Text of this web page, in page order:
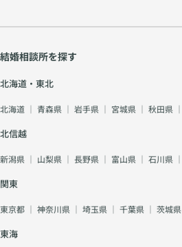
結婚相談所を探す
北海道・東北
北海道 ｜ 青森県 ｜ 岩手県 ｜ 宮城県 ｜ 秋田県 ｜
北信越
新潟県 ｜ 山梨県 ｜ 長野県 ｜ 富山県 ｜ 石川県 ｜
関東
東京都 ｜ 神奈川県 ｜ 埼玉県 ｜ 千葉県 ｜ 茨城県
東海